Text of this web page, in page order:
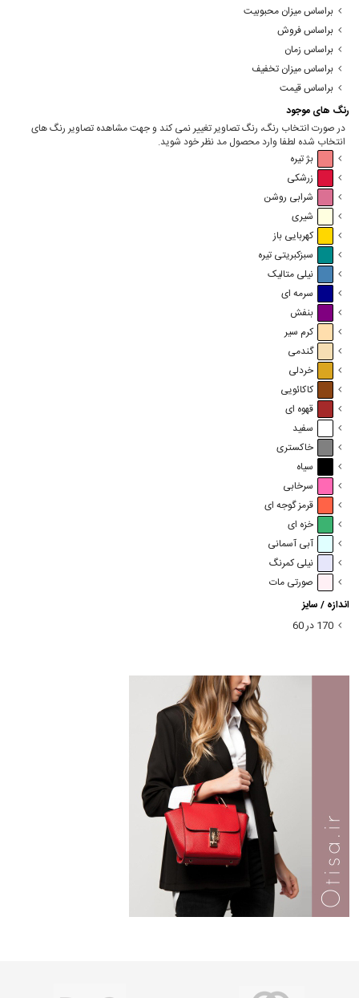
براساس میزان محبوبیت
براساس فروش
براساس زمان
براساس میزان تخفیف
براساس قیمت
رنگ های موجود
در صورت انتخاب رنگ، رنگ تصاویر تغییر نمی کند و جهت مشاهده تصاویر رنگ های
انتخاب شده لطفا وارد محصول مد نظر خود شوید.
بژ تیره
زرشکی
شرابی روشن
شیری
کهربایی باز
سبزکبریتی تیره
نیلی متالیک
سرمه ای
بنفش
کرم سیر
گندمی
خردلی
کاکائویی
قهوه ای
سفید
خاکستری
سیاه
سرخابی
قرمز گوجه ای
خزه ای
آبی آسمانی
نیلی کمرنگ
صورتی مات
اندازه / سایز
170 در 60